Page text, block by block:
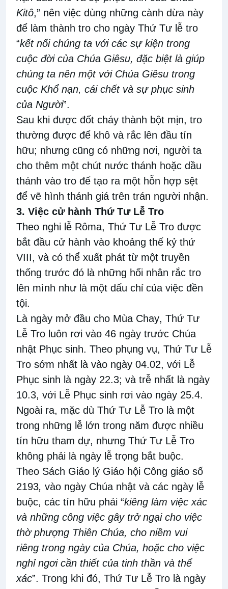
Kitô,” nên việc dùng những cành dừa này
để làm thành tro cho ngày Thứ Tư lễ tro
“kết nối chúng ta với các sự kiện trong
cuộc đời của Chúa Giêsu, đặc biệt là giúp
chúng ta nên một với Chúa Giêsu trong
cuộc Khổ nạn, cái chết và sự phục sinh
của Người”.
Sau khi được đốt cháy thành bột mịn, tro
thường được để khô và rắc lên đầu tín
hữu; nhưng cũng có những nơi, người ta
cho thêm một chút nước thánh hoặc dầu
thánh vào tro để tạo ra một hỗn hợp sệt
để vẽ hình thánh giá trên trán người nhận.
3. Việc cửhành Thứ Tư Lễ Tro
Theo nghi lễ Rôma, Thứ Tư Lễ Tro được
bắt đầu cử hành vào khoảng thế kỷ thứ
VIII, và có thể xuất phát từ một truyền
thống trước đó là những hối nhân rắc tro
lên mình như là một dấu chỉ của việc đền
tội.
Là ngày mở đầu cho Mùa Chay, Thứ Tư
Lễ Tro luôn rơi vào 46 ngày trước Chúa
nhật Phục sinh. Theo phụng vụ, Thứ Tư Lễ
Tro sớm nhất là vào ngày 04.02, với Lễ
Phục sinh là ngày 22.3; và trễ nhất là ngày
10.3, với Lễ Phục sinh rơi vào ngày 25.4.
Ngoài ra, mặc dù Thứ Tư Lễ Tro là một
trong những lễ lớn trong năm được nhiều
tín hữu tham dự, nhưng Thứ Tư Lễ Tro
không phải là ngày lễ trọng bắt buộc.
Theo Sách Giáo lý Giáo hội Công giáo số
2193, vào ngày Chúa nhật và các ngày lễ
buộc, các tín hữu phải “kiêng làm việc xác
và những công việc gây trở ngại cho việc
thờ phượng Thiên Chúa, cho niềm vui
riêng trong ngày của Chúa, hoặc cho việc
nghỉ ngơi cần thiết của tinh thần và thể
xác”. Trong khi đó, Thứ Tư Lễ Tro là ngày